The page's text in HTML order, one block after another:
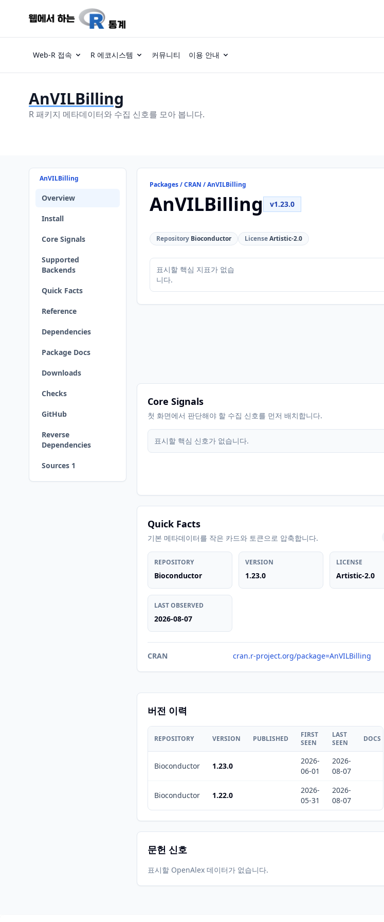
Web-R 접속 R 에코시스템 커뮤니티 이용 안내
AnVILBilling
R 패키지 메타데이터와 수집 신호를 모아 봅니다.
AnVILBilling
Overview
Install
Core Signals
Supported
Backends
Quick Facts
Reference
Dependencies
Package Docs
Downloads
Checks
GitHub
Reverse
Dependencies
Sources 1
Packages / CRAN / AnVILBilling
AnVILBilling v1.23.0
Repository Bioconductor LicenseArtistic-2.0
표시할 핵심 지표가 없습
니다.
Core Signals
첫 화면에서 판단해야 할 수집 신호를 먼저 배치합니다.
표시할 핵심 신호가 없습니다.
Quick Facts
기본 메타데이터를 작은 카드와 토큰으로 압축합니다.
REPOSITORY
Bioconductor
VERSION
1.23.0
LICENSE
Artistic-2.0
LAST OBSERVED
2026-08-07
CRAN cran.r-project.org/package=AnVILBilling
버전 이력
REPOSITORY VERSION PUBLISHED
FIRST
SEEN
LAST
SEEN
DOCS
Bioconductor 1.23.0
2026-
06-01
2026-
08-07
Bioconductor 1.22.0
2026-
05-31
2026-
08-07
문헌 신호
표시할 OpenAlex 데이터가 없습니다.